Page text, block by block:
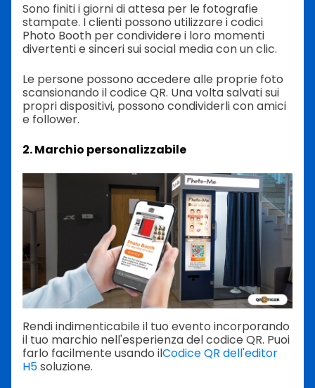
Sono finiti i giorni di attesa per le fotografie
stampate. I clienti possono utilizzare i codici
Photo Booth per condividere i loro momenti
divertenti e sinceri sui social media con un clic.
Le persone possono accedere alle proprie foto
scansionando il codice QR. Una volta salvati sui
propri dispositivi, possono condividerli con amici
e follower.
2. Marchio personalizzabile
Rendi indimenticabile il tuo evento incorporando
il tuo marchio nell'esperienza del codice QR. Puoi
farlo facilmente usando ilCodice QR dell'editor
H5soluzione.